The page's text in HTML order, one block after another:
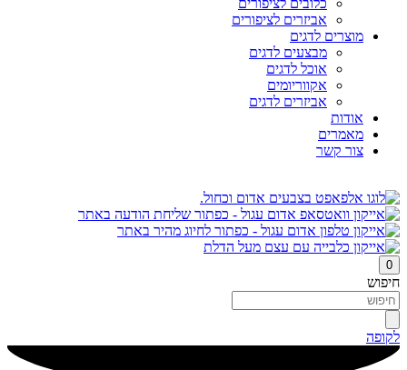
כלובים לציפורים
אביזרים לציפורים
מוצרים לדגים
מבצעים לדגים
אוכל לדגים
אקווריומים
אביזרים לדגים
אודות
מאמרים
צור קשר
0
חיפוש
לקופה